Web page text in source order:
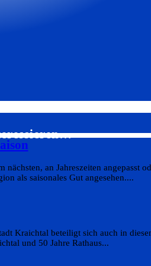
an Jahreszeiten angepasst
als saisonales Gut angesehen....
Kraichtal beteiligt sich auch in
und 50 Jahre Rathaus...